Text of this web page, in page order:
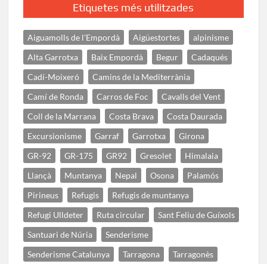
Etiquetes més utilitzades
Aiguamolls de l'Empordà Aigüestortes
alpinisme
Alta Garrotxa
Baix Empordà Begur
Cadaqués
Cadí-Moixeró
Camins de la Mediterrània
Camí de Ronda
Carros de Foc
Cavalls del Vent
Coll de la Marrana
Costa Brava
Costa Daurada
Excursionisme
Garraf Garrotxa
Girona
GR-92
GR-175 GR92 Gresolet
Himalaia
Llançà
Muntanya Nepal Osona
Palamós
Pirineus
Refugis
Refugis de muntanya
Refugi Ulldeter
Ruta circular
Sant Feliu de Guíxols
Santuari de Núria
Senderisme
Senderisme Catalunya
Tarragona
Tarragonès